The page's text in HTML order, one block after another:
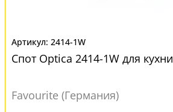
2414-1W
Спот Optica 2414-1W для кухни
Favourite (Германия)